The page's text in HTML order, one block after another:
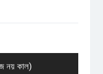
নয় কাল)